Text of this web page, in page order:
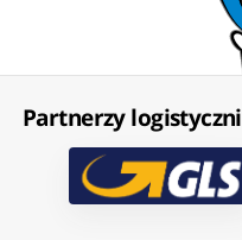
Partnerzy logistyczni